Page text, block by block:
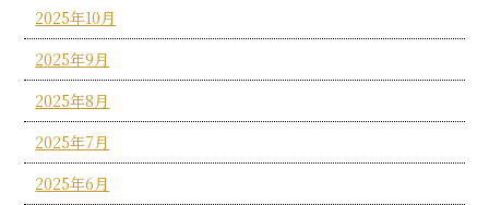
2025年10月
2025年9月
2025年8月
2025年7月
2025年6月